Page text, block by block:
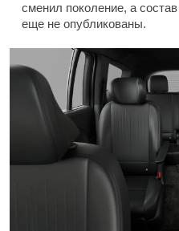
сменил поколение, а
еще не опубликованы.